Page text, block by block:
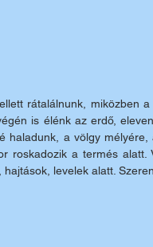
rátalálnunk, miközben
is élénk az erdő,
haladunk, a völgy
roskadozik a termés
levelek alatt.